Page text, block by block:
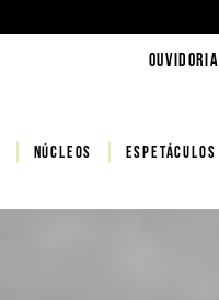
Ouvidoria
NÚCLEOS Espetáculos